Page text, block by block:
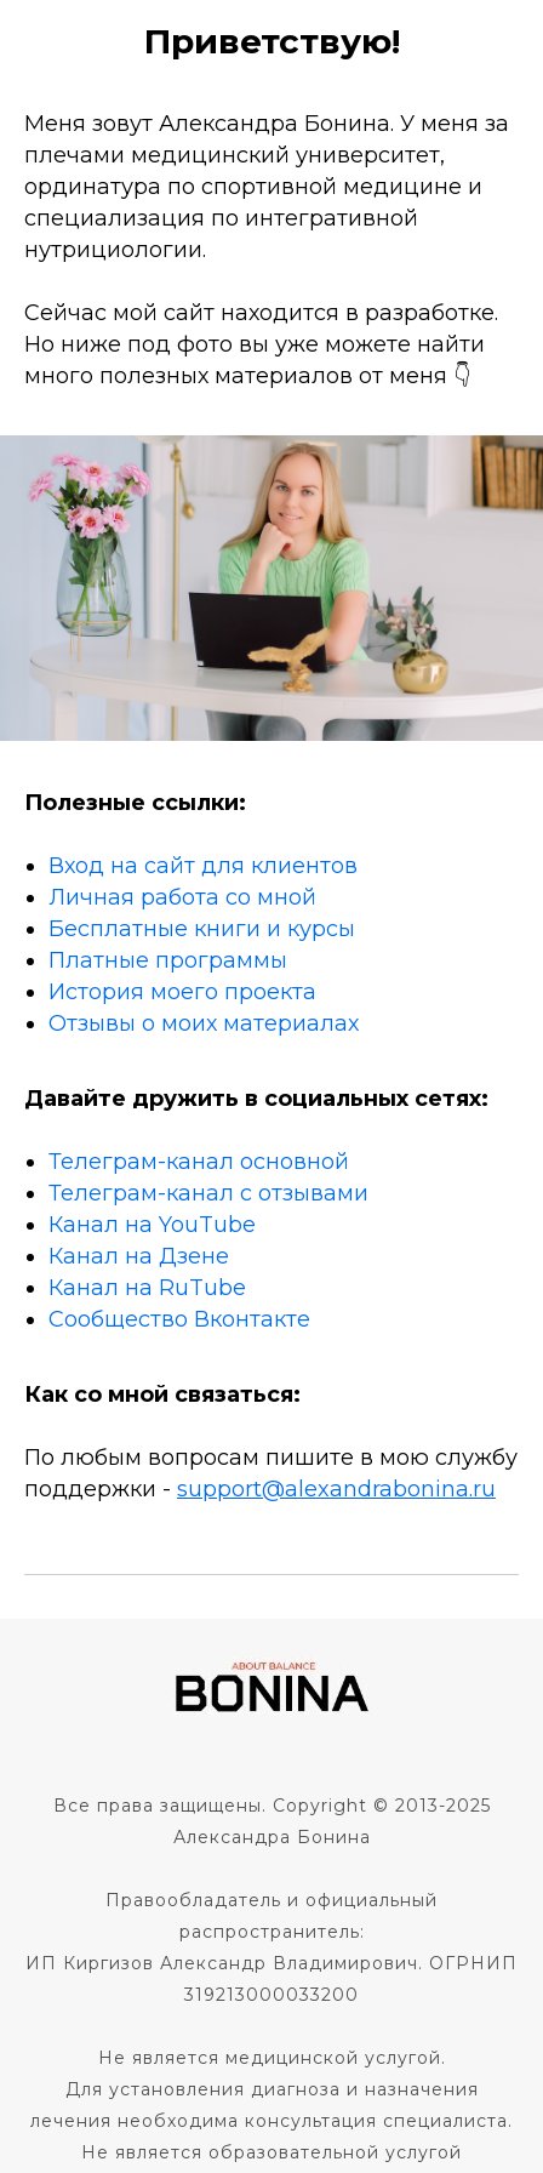
Приветствую!
Меня зовут Александра Бонина. У меня за
плечами медицинский университет,
ординатура по спортивной медицине и
специализация по интегративной
нутрициологии.
Сейчас мой сайт находится в разработке.
Но ниже под фото вы уже можете найти
много полезных материалов от меня 👇
Полезные ссылки:
Вход на сайт для клиентов
Личная работа со мной
Бесплатные книги и курсы
Платные программы
История моего проекта
Отзывы о моих материалах
Давайте дружить в социальных сетях:
Телеграм-канал основной
Телеграм-канал с отзывами
Канал на YouTube
Канал на Дзене
Канал на RuTube
Сообщество Вконтакте
Как со мной связаться:
По любым вопросам пишите в мою службу
поддержки - support@alexandrabonina.ru
Все права защищены. Copyright © 2013-2025
Александра Бонина
Правообладатель и официальный
распространитель:
ИП Киргизов Александр Владимирович. ОГРНИП
319213000033200
Не является медицинской услугой.
Для установления диагноза и назначения
лечения необходима консультация специалиста.
Не является образовательной услугой